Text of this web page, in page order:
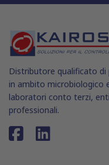
Distributore qualificato
in ambito microbiologico
laboratori conto terzi,
professionali.